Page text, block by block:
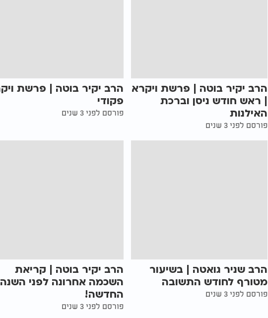
הרב יקיר בוטה | פרשת ויקרא
| ראש חודש ניסן וברכת
האילנות
פורסם לפני 3 שנים
הרב יקיר בוטה | פרשת
פקודי
פורסם לפני 3 שנים
הרב שניר גואטה | בשיעור
מטורף לחודש התשובה
פורסם לפני 3 שנים
הרב יקיר בוטה | קריאת
השכמה אחרונה לפני השנה
החדשה!
פורסם לפני 3 שנים